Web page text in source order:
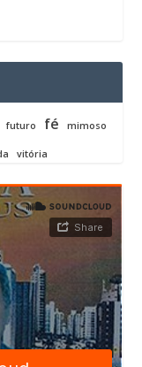
futuro fé mimoso
vitória